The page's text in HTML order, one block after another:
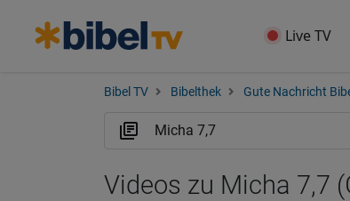
Live TV
Bibel TV Bibelthek Gute Nachricht
Videos zu Micha 7,7